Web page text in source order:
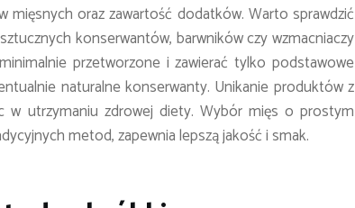
oraz zawartość dodatków. Warto sprawdzić
konserwantów, barwników czy wzmacniaczy
przetworzone i zawierać tylko podstawowe
naturalne konserwanty. Unikanie produktów z
w utrzymaniu zdrowej diety. Wybór mięs o prostym
metod, zapewnia lepszą jakość i smak.